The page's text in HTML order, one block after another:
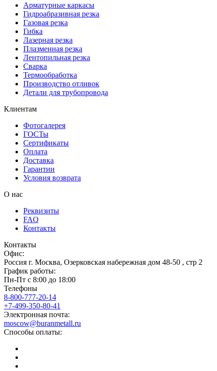
Арматурные каркасы
Гидроабразивная резка
Газовая резка
Гибка
Лазерная резка
Плазменная резка
Лентопильная резка
Сварка
Термообработка
Производство отливок
Детали для трубопровода
Клиентам
Фотогалерея
ГОСТы
Сертификаты
Оплата
Доставка
Гарантии
Условия возврата
О нас
Реквизиты
FAQ
Контакты
Контакты
Офис:
Россия г. Москва, Озерковская набережная дом 48-50 , стр 2
График работы:
Пн-Пт с 8:00 до 18:00
Телефоны
8-800-777-20-14
+7-499-350-80-41
Электронная почта:
moscow@buranmetall.ru
Способы оплаты: